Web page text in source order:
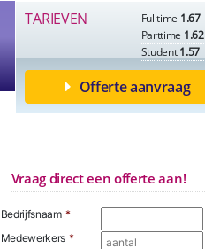
TARIEVEN Fulltime 1.67
Parttime 1.62
Student1.57
Offerte aanvraag
Vraag direct een offerte aan!
Bedrijfsnaam *
Medewerkers *